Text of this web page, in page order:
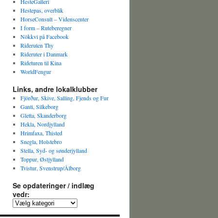
Hestepas, overblik
HorseConsult – Videnscenter
I form – Ruteberegner
Nökkvi på Facebook
Rideruten Thy
Rideruter i Danmark
Rideturen til Kina
WorldFengur
Links, andre lokalklubber
Fjörður, Skive, Salling, Fjends og Fur
Ganti, Silkeborg
Gletta, Skanderborg
Hekla, Nordjylland
Hrimfaxa, Thisted
Snegla, Holstebro
Stella, Syd- og sønderjylland
Toppur, Østjylland
Tvistur, Svenstrup/Ålborg
Se opdateringer / indlæg
vedr: